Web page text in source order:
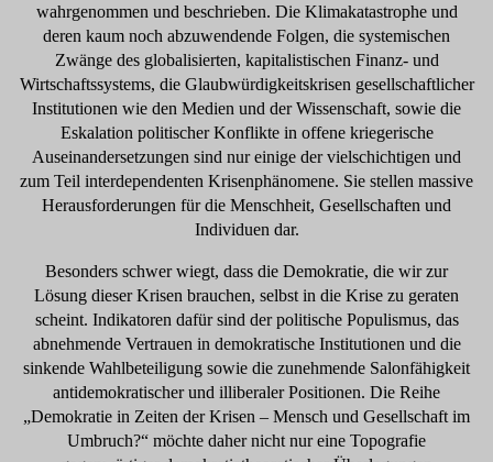
wahrgenommen und beschrieben. Die Klimakatastrophe und
deren kaum noch abzuwendende Folgen, die systemischen
Zwänge des globalisierten, kapitalistischen Finanz- und
Wirtschaftssystems, die Glaubwürdigkeitskrisen gesellschaftlicher
Institutionen wie den Medien und der Wissenschaft, sowie die
Eskalation politischer Konflikte in offene kriegerische
Auseinandersetzungen sind nur einige der vielschichtigen und
zum Teil interdependenten Krisenphänomene. Sie stellen massive
Herausforderungen für die Menschheit, Gesellschaften und
Individuen dar.
Besonders schwer wiegt, dass die Demokratie, die wir zur
Lösung dieser Krisen brauchen, selbst in die Krise zu geraten
scheint. Indikatoren dafür sind der politische Populismus, das
abnehmende Vertrauen in demokratische Institutionen und die
sinkende Wahlbeteiligung sowie die zunehmende Salonfähigkeit
antidemokratischer und illiberaler Positionen. Die Reihe
„Demokratie in Zeiten der Krisen – Mensch und Gesellschaft im
Umbruch?“ möchte daher nicht nur eine Topografie